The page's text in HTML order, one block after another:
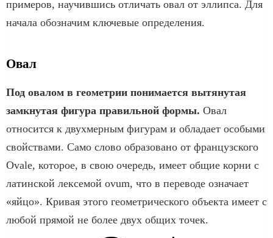
примеров, научившись отличать овал от эллипса. Для
начала обозначим ключевые определения.
Овал
Под овалом в геометрии понимается вытянутая
замкнутая фигура правильной формы. Овал
относится к двухмерным фигурам и обладает особыми
свойствами. Само слово образовано от французского
Ovale, которое, в свою очередь, имеет общие корни с
латинской лексемой ovum, что в переводе означает
«яйцо». Кривая этого геометрического объекта имеет с
любой прямой не более двух общих точек.